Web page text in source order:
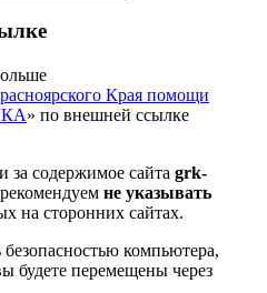
Края помощи
» по внешней ссылке
за содержимое сайта grk-
не указывать
на сторонних сайтах.
компьютера,
будете перемещены через